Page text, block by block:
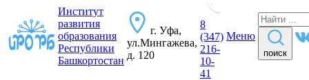
Институт
развития
образования
Республики
Башкортостан
г. Уфа,
ул.Мингажева,
д. 120
8
(347)
216-
10-
41
Меню
поиск